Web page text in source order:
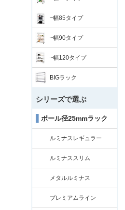
~幅85タイプ
~幅90タイプ
~幅120タイプ
BIGラック
シリーズで選ぶ
ポール径25mmラック
ルミナスレギュラー
ルミナススリム
メタルルミナス
プレミアムライン